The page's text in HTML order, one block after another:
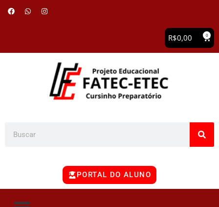
R$0,00 0
PORTAL DO ALUNO